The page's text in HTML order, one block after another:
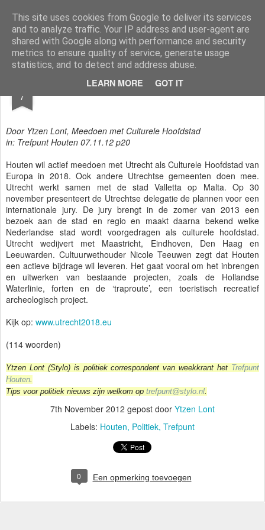
This site uses cookies from Google to deliver its services
and to analyze traffic. Your IP address and user-agent are
shared with Google along with performance and security
metrics to ensure quality of service, generate usage
statistics, and to detect and address abuse.
LEARN MORE GOT IT
Styloblog Stylo is secretariaat en tekstredactie Ytzen Lont
Pages
7 Culturele hoofdstad
Door Ytzen Lont, Meedoen met Culturele Hoofdstad
in: Trefpunt Houten 07.11.12 p20
Houten wil actief meedoen met Utrecht als Culturele Hoofdstad van
Europa in 2018. Ook andere Utrechtse gemeenten doen mee.
Utrecht werkt samen met de stad Valletta op Malta. Op 30
november presenteert de Utrechtse delegatie de plannen voor een
internationale jury. De jury brengt in de zomer van 2013 een
bezoek aan de stad en regio en maakt daarna bekend welke
Nederlandse stad wordt voorgedragen als culturele hoofdstad.
Utrecht wedijvert met Maastricht, Eindhoven, Den Haag en
Leeuwarden. Cultuurwethouder Nicole Teeuwen zegt dat Houten
een actieve bijdrage wil leveren. Het gaat vooral om het inbrengen
en uitwerken van bestaande projecten, zoals de Hollandse
Waterlinie, forten en de ‘traproute’, een toeristisch recreatief
archeologisch project.
Kijk op: www.utrecht2018.eu
(114 woorden)
Ytzen Lont (Stylo) is politiek correspondent van weekkrant het Trefpunt
Houten.
Tips voor politiek nieuws zijn welkom op trefpunt@stylo.nl.
7th November 2012 gepost door Ytzen Lont
Labels: Houten Politiek Trefpunt
0 Een opmerking toevoegen